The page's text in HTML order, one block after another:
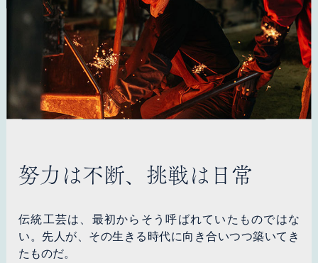
努力は不断、挑戦は日常
伝統工芸は、最初からそう呼ばれていたものではな
い。先人が、その生きる時代に向き合いつつ築いてき
たものだ。